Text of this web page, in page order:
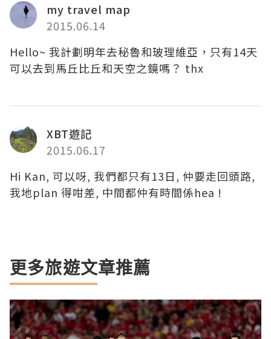
my travel map
2015.06.14
Hello~ 我計劃明年去秘魯和玻理維亞，只有14天
可以去到馬丘比丘和天空之鏡嗎？ thx
XBT遊記
2015.06.17
Hi Kan, 可以呀, 我們都只有13日, 仲要走回頭路,
我地plan 得咁差, 中間都仲有時間係hea !
更多旅遊文章推薦